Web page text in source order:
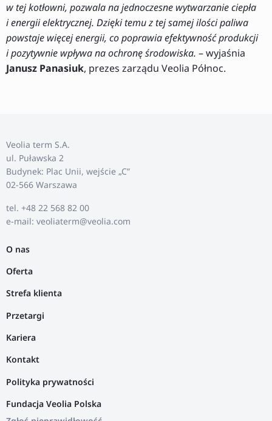
w tej kotłowni, pozwala na jednoczesne wytwarzanie ciepła
i energii elektrycznej. Dzięki temu z tej samej ilości paliwa
powstaje więcej energii, co poprawia efektywność produkcji
i pozytywnie wpływa na ochronę środowiska. – wyjaśnia
Janusz Panasiuk, prezes zarządu Veolia Północ.
Veolia term S.A.
ul. Puławska 2
Budynek: Plac Unii, wejście „C”
02-566 Warszawa
tel. +48 22 568 82 00
e-mail: veoliaterm@veolia.com
O nas
Oferta
Strefa klienta
Przetargi
Kariera
Kontakt
Polityka prywatności
Fundacja Veolia Polska